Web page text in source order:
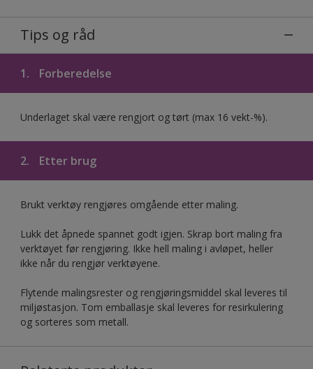
Tips og råd
1. Forberedelse
Underlaget skal være rengjort og tørt (max 16 vekt-%).
2. Etter brug
Brukt verktøy rengjøres omgående etter maling.
Lukk det åpnede spannet godt igjen. Skrap bort maling fra
verktøyet før rengjøring. Ikke hell maling i avløpet, heller
ikke når du rengjør verktøyene.
Flytende malingsrester og rengjøringsmiddel skal leveres til
miljøstasjon. Tom emballasje skal leveres for resirkulering
og sorteres som metall.